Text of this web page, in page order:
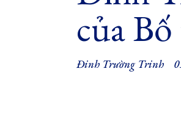
của
Đinh Trường Trinh